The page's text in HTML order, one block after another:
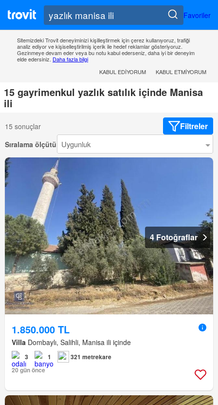
Favoriler
Sitemizdeki Trovit deneyiminizi kişilleştirmek için çerez kullanıyoruz, trafiği
analiz ediyor ve kişiselleştirilmiş içerik ile hedef reklamlar gösteriyoruz.
Gezinmeye devam eder veya bu notu kabul ederseniz, daha iyi bir deneyim
elde edersiniz. Daha fazla bilgi
KABUL EDIYORUM
KABUL ETMIYORUM
15 gayrimenkul yazlık satılık içinde Manisa
ili
15 sonuçlar Filtreler
Sıralama ölçütü
4 Fotoğraflar
1.850.000 TL
Villa Dombaylı, Salihli, Manisa ili içinde
3 1
321 metrekare
20 gün önce